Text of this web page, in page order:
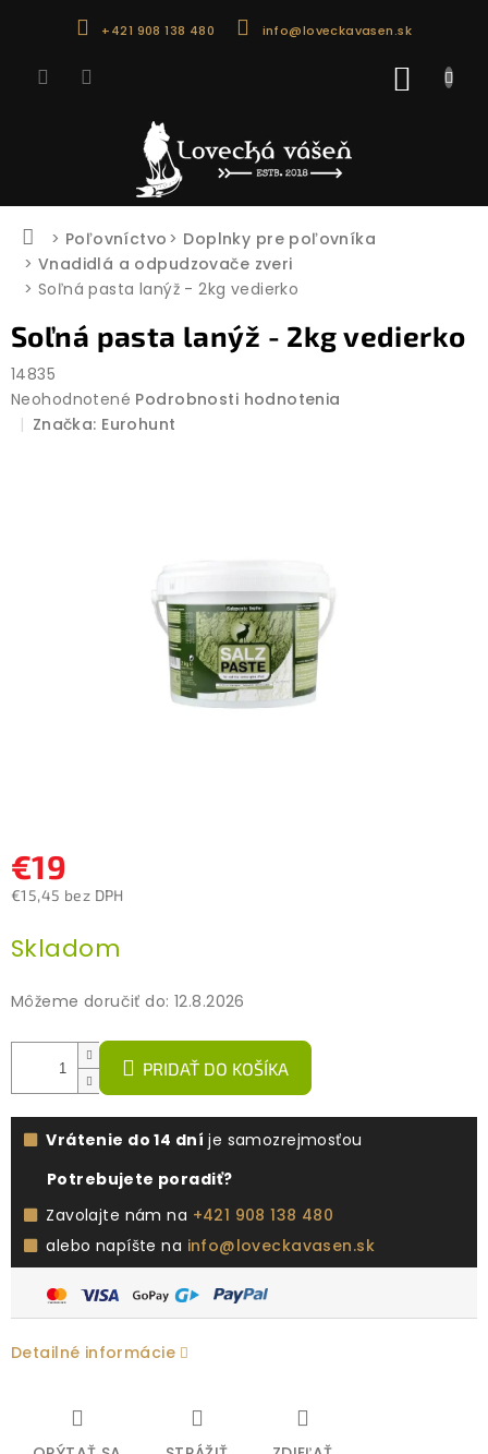
+421 908 138 480 info@loveckavasen.sk
Domov
Poľovníctvo
Doplnky pre poľovníka
Vnadidlá a odpudzovače zveri
Soľná pasta lanýž - 2kg vedierko
Soľná pasta lanýž - 2kg vedierko
14835
Priemerné
hodnotenie
Neohodnotené Podrobnosti hodnotenia
Značka: Eurohunt
€19
€15,45 bez DPH
cena:
Skladom
Môžeme doručiť do: 12.8.2026
PRIDAŤ DO KOŠÍKA
Vrátenie do 14 dní je samozrejmosťou
Potrebujete poradiť?
Zavolajte nám na +421 908 138 480
alebo napíšte na info@loveckavasen.sk
Detailné informácie